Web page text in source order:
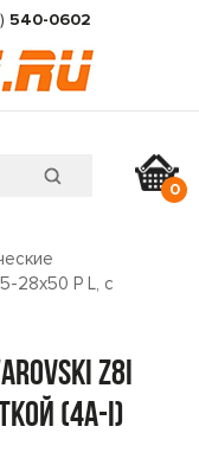
540-0602
0
28x50 P L, с
Z8i
(4A-I)